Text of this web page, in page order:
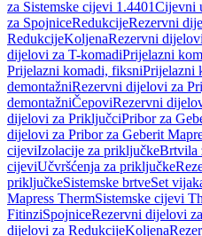
za Sistemske cijevi 1.4401Cijevni
za SpojniceRedukcijeRezervni
RedukcijeKoljenaRezervni
dijelovi za T-komadiPrijelazni
Prijelazni komadi, fiksniPrijelazni
demontažniRezervni dijelovi za
demontažniČepoviRezervni
dijelovi za PriključciPribor za
dijelovi za Pribor za Geberit
cijeviIzolacije za priključkeBrtvila
cijeviUčvršćenja za priključke
priključkeSistemske brtveSet
Mapress ThermSistemske cijevi
FitinziSpojniceRezervni dijelovi
dijelovi za RedukcijeKoljena